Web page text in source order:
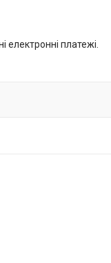
електронні платежі.